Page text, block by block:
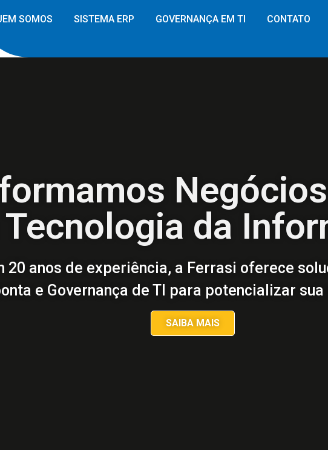
SOMOS SISTEMA ERP GOVERNANÇA EM TI CONTATO
da
20 anos de experiência, a Ferrasi oferece
e Governança de TI para potencializar
SAIBA MAIS